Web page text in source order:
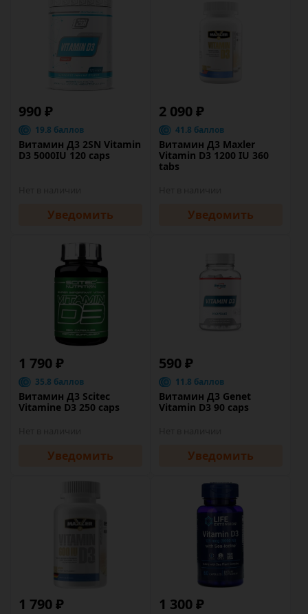
990 ₽
19.8 баллов
Витамин Д3 2SN Vitamin
D3 5000IU 120 caps
Уведомить
2 090 ₽
41.8 баллов
Витамин Д3 Maxler
Vitamin D3 1200 IU 360
tabs
Уведомить
1 790 ₽
35.8 баллов
Витамин Д3 Scitec
Vitamine D3 250 caps
Уведомить
590 ₽
11.8 баллов
Витамин Д3 Genet
Vitamin D3 90 caps
Уведомить
1 790 ₽ 1 300 ₽